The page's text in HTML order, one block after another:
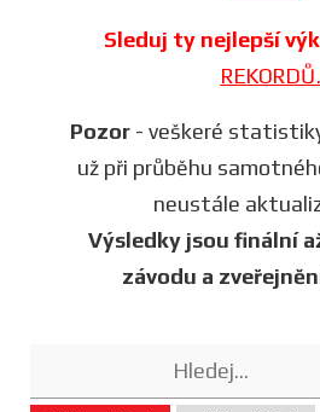
Sleduj ty nejlepší
REKORDŮ.
Pozor- veškeré
už při průběhu
neustále
Výsledky jsou finální
závodu a